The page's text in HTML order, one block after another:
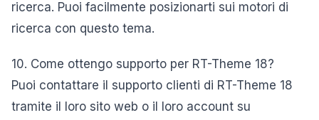
ricerca. Puoi facilmente posizionarti sui motori di
ricerca con questo tema.
10. Come ottengo supporto per RT-Theme 18?
Puoi contattare il supporto clienti di RT-Theme 18
tramite il loro sito web o il loro account su